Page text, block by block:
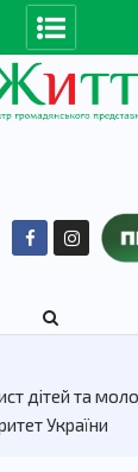
дітей та
України